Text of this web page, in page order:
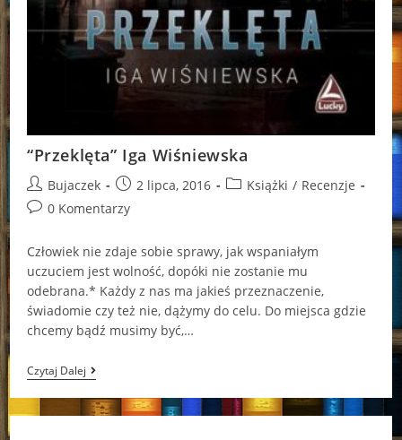
“Przeklęta” Iga Wiśniewska
Post
author:
Bujaczek
Post
published:
2 lipca, 2016
PostKsiążki / Recenzje
Post0 Komentarzy
Człowiek nie zdaje sobie sprawy, jak wspaniałym
uczuciem jest wolność, dopóki nie zostanie mu
odebrana.* Każdy z nas ma jakieś przeznaczenie,
świadomie czy też nie, dążymy do celu. Do miejsca gdzie
chcemy bądź musimy być,…
Czytaj Dalej“Przeklęta”
Iga
Wiśniewska